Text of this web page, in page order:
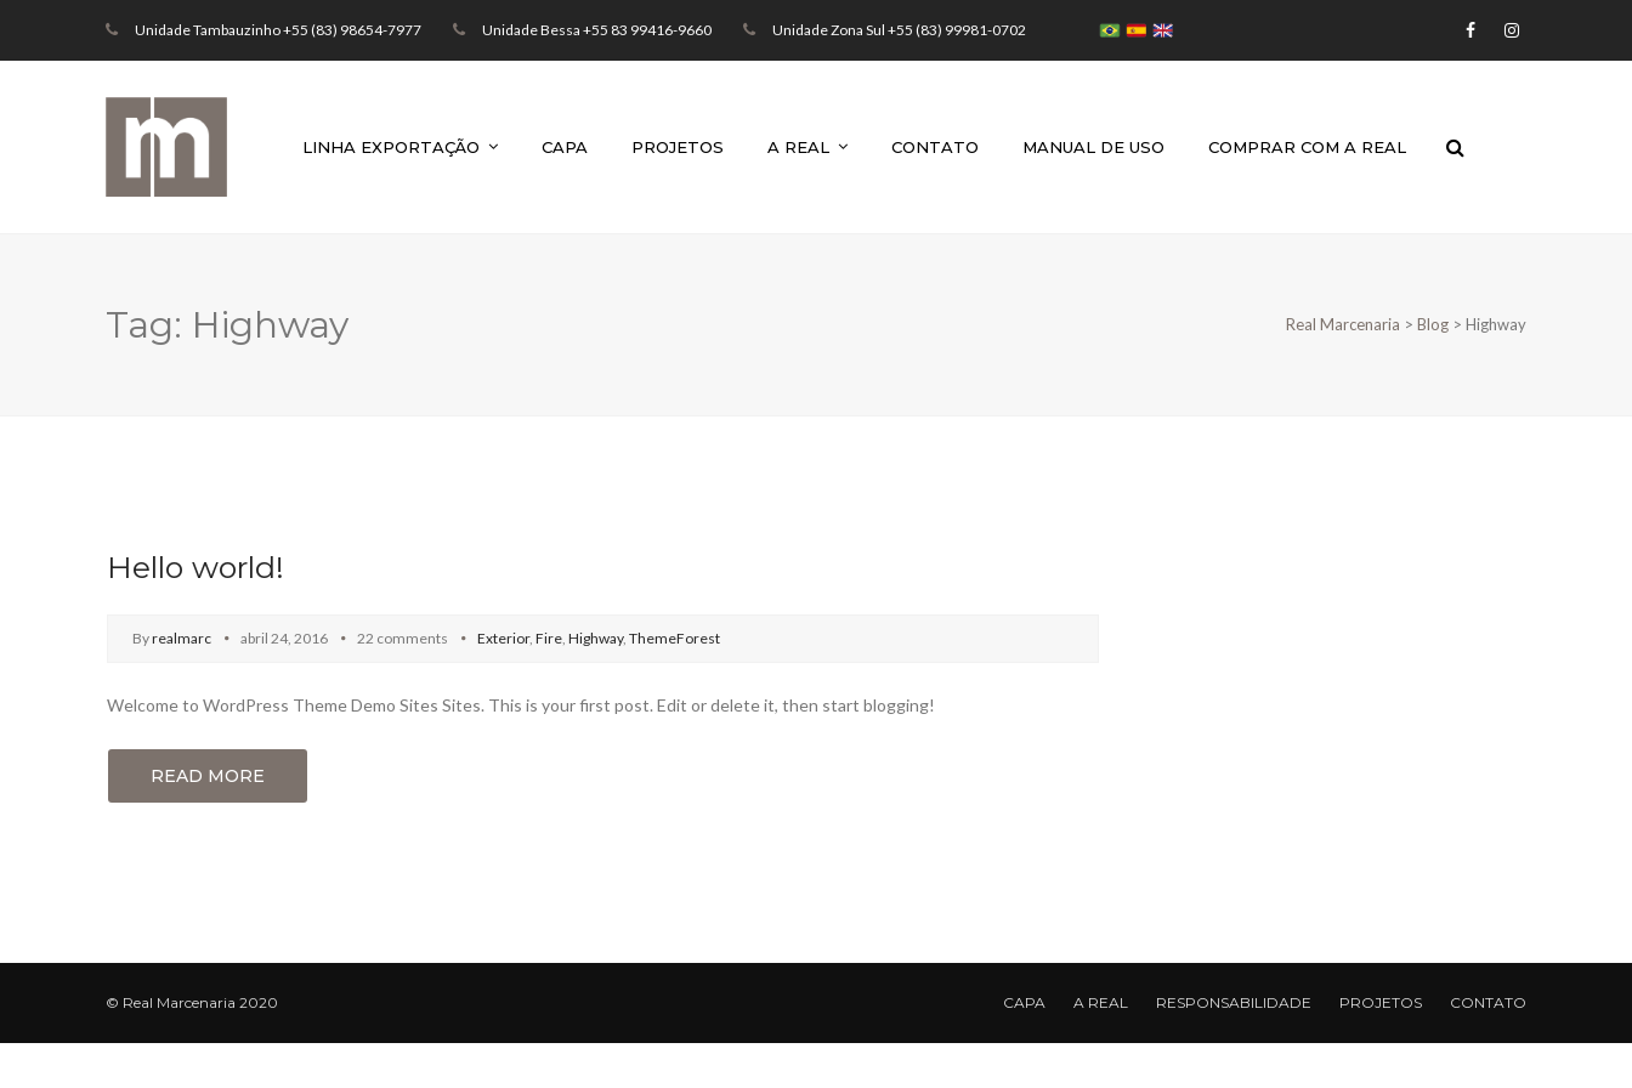
Unidade Tambauzinho +55 (83) 98654-7977 Unidade Bessa +55 83 99416-9660 Unidade Zona Sul +55 (83) 99981-0702
LINHA EXPORTAÇÃO CAPA PROJETOS A REAL CONTATO MANUAL DE USO COMPRAR COM A REAL
Tag: Highway Real Marcenaria > Blog > Highway
Hello world!
Byrealmarc abril 24, 2016 22 comments Exterior, Fire Highway, ThemeForest
Welcome to WordPress Theme Demo Sites Sites. This is your first post. Edit or delete it, then start blogging!
READ MORE
© Real Marcenaria 2020 CAPA A REAL RESPONSABILIDADE PROJETOS CONTATO